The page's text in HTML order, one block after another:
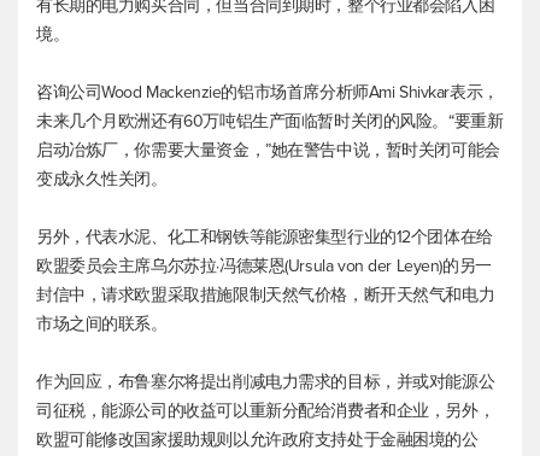
有长期的电力购买合同，但当合同到期时，整个行业都会陷入困
境。
咨询公司Wood Mackenzie的铝市场首席分析师Ami Shivkar表示，
未来几个月欧洲还有60万吨铝生产面临暂时关闭的风险。“要重新
启动冶炼厂，你需要大量资金，”她在警告中说，暂时关闭可能会
变成永久性关闭。
另外，代表水泥、化工和钢铁等能源密集型行业的12个团体在给
欧盟委员会主席乌尔苏拉·冯德莱恩(Ursula von der Leyen)的另一
封信中，请求欧盟采取措施限制天然气价格，断开天然气和电力
市场之间的联系。
作为回应，布鲁塞尔将提出削减电力需求的目标，并或对能源公
司征税，能源公司的收益可以重新分配给消费者和企业，另外，
欧盟可能修改国家援助规则以允许政府支持处于金融困境的公